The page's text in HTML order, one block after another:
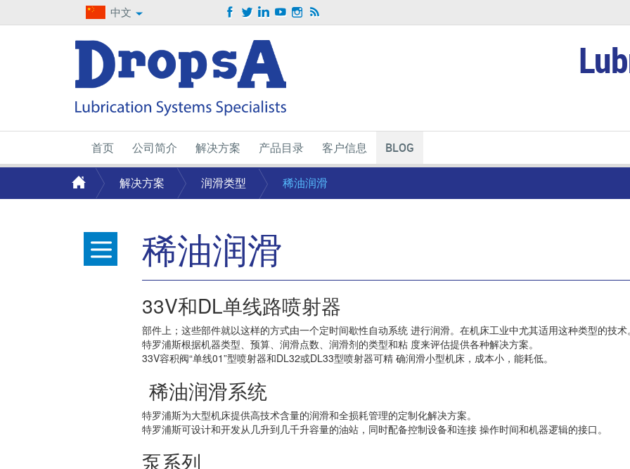
中文
首页 公司简介 解决方案 产品目录 客户信息 BLOG
解决方案 润滑类型 稀油润滑
稀油润滑
33V和DL单线路喷射器
部件上；这些部件就以这样的方式由一个定时间歇性自动系统 进行润滑。在机床工业中尤其适用这种类型的技术。
特罗浦斯根据机器类型、预算、润滑点数、润滑剂的类型和粘 度来评估提供各种解决方案。
33V容积阀“单线01”型喷射器和DL32或DL33型喷射器可精 确润滑小型机床，成本小，能耗低。
稀油润滑系统
特罗浦斯为大型机床提供高技术含量的润滑和全损耗管理的定制化解决方案。
特罗浦斯可设计和开发从几升到几千升容量的油站，同时配备控制设备和连接 操作时间和机器逻辑的接口。
泵系列